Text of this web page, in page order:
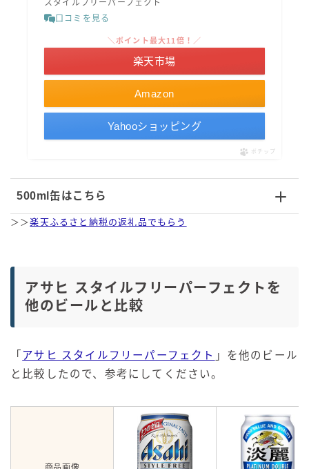
スタイルフリーパーフェクト
口コミを見る
Amazon
＼ポイント最大11倍！／
楽天市場
Yahooショッピング
ポチップ
500ml缶はこちら
＞＞楽天ふるさと納税の返礼品でもらう
アサヒ スタイルフリーパーフェクトを
他のビールと比較
「 アサヒ スタイルフリーパーフェクト 」を他のビール
と比較したので、参考にしてください。